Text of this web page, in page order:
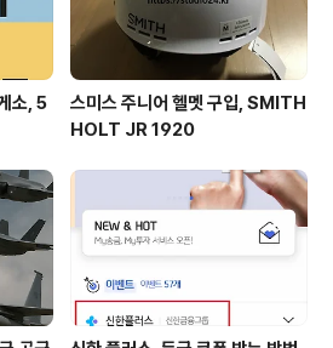
소, 5
스미스 주니어 헬멧 구입, SMITH
HOLT JR 1920